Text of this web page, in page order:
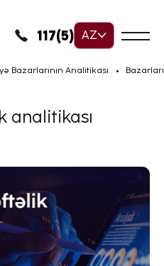
117(5) AZ
Bazarlarının Analitikası
analitikası